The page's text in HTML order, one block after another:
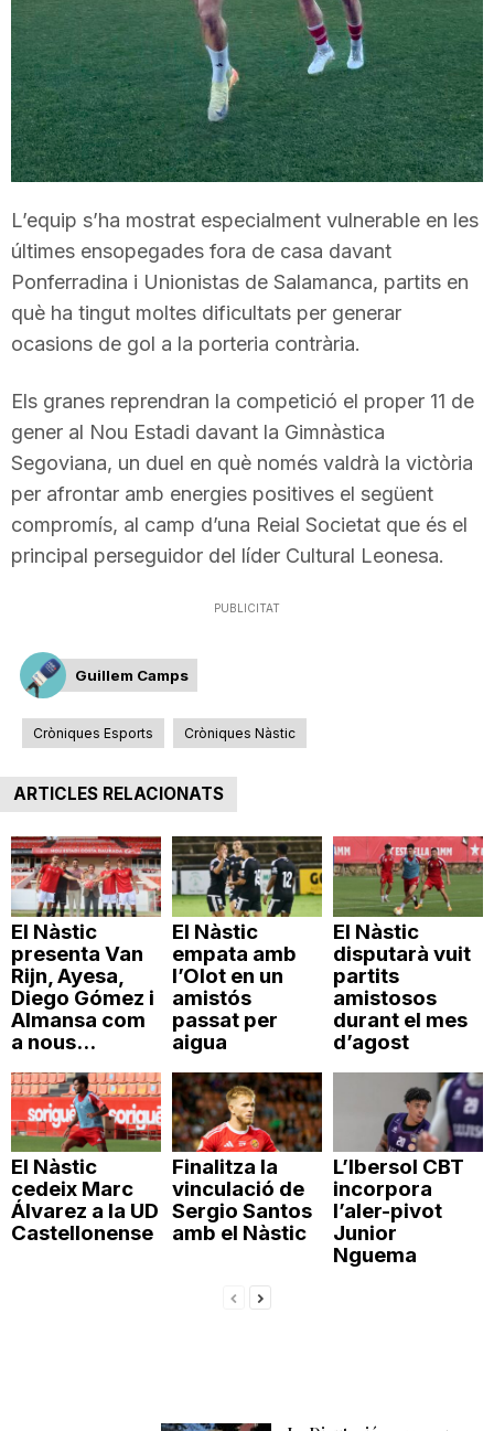
r
r
a
g
o
n
a
L’equip s’ha mostrat especialment vulnerable en les
últimes ensopegades fora de casa davant
Ponferradina i Unionistas de Salamanca, partits en
què ha tingut moltes dificultats per generar
ocasions de gol a la porteria contrària.
Els granes reprendran la competició el proper 11 de
gener al Nou Estadi davant la Gimnàstica
Segoviana, un duel en què només valdrà la victòria
per afrontar amb energies positives el següent
compromís, al camp d’una Reial Societat que és el
principal perseguidor del líder Cultural Leonesa.
PUBLICITAT
Guillem Camps
Cròniques Esports Cròniques Nàstic
ARTICLES RELACIONATS
El Nàstic
presenta Van
Rijn, Ayesa,
Diego Gómez i
Almansa com
a nous...
El Nàstic
empata amb
l’Olot en un
amistós
passat per
aigua
El Nàstic
disputarà vuit
partits
amistosos
durant el mes
d’agost
El Nàstic
cedeix Marc
Álvarez a la UD
Castellonense
Finalitza la
vinculació de
Sergio Santos
amb el Nàstic
L’Ibersol CBT
incorpora
l’aler-pivot
Junior
Nguema